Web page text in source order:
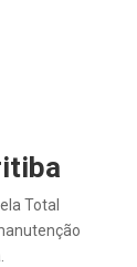
Total